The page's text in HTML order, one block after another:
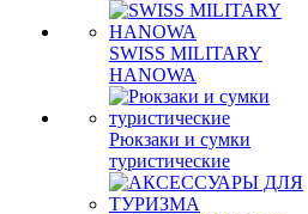
SWISS MILITARY
HANOWA
Рюкзаки и сумки
туристические